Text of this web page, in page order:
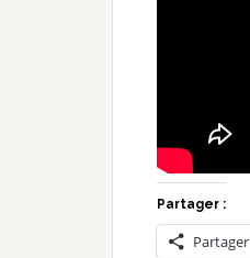
Partager :
Partager